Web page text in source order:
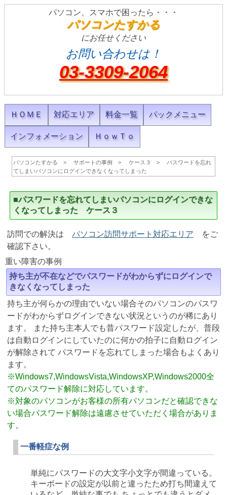
パソコン、スマホで困ったら・・・
パソコンたすかる
にお任せください
お問い合わせは！
03-3309-2064
ＨＯＭＥ 対応エリア 料金一覧 パックメニュー
インフォメーション ＨｏｗＴｏ
パソコンたすかる サポートの事例 ケース３
パスワードを忘れ
てしまいパソコンにログインできなくなってしまった
■パスワードを忘れてしまいパソコンにログインできな
くなってしまった ケース３
訪問での解決は パソコン訪問サポート対応エリア をご
確認下さい。
重い障害の事例
持ち主が不在などでパスワードがわからずにログインで
きなくなってしまった
持ち主が何らかの理由でいない場合そのパソコンのパスワ
ードがわからずログインできない状況というのが稀にあり
ます。 また持ち主本人でも昔パスワード設定したが、普段
は自動ログインにしていたのに何かの拍子に自動ログイン
が解除されて パスワードを忘れてしまった場合もよくあり
ます。
※Windows7,WindowsVista,WindowsXP,Windows2000全
てのパスワード解除に対応しています。
※対象のパソコンがお客様の所有パソコンだと確認できな
い場合パスワード解除は遠慮させていただく場合がありま
す。
一番軽症な例
単純にパスワードの大文字小文字が間違っている。
キーボードの設定が以前と違ったため打ち間違えて